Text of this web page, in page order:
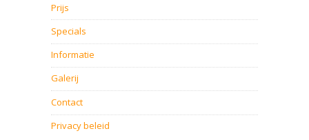
Prijs
Specials
Informatie
Galerij
Contact
Privacy beleid